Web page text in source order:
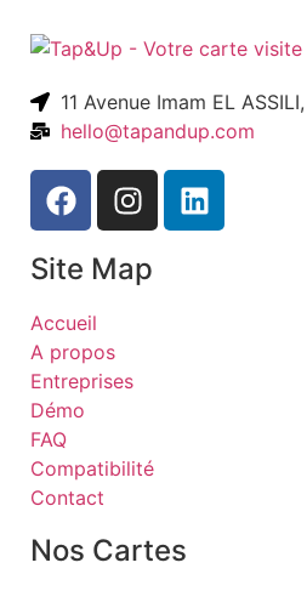
11 Avenue Imam EL
hello@tapandup.com
Site Map
Accueil
A propos
Entreprises
Démo
FAQ
Compatibilité
Contact
Nos Cartes